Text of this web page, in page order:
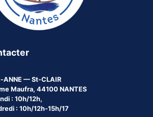
ANNE — St-CLAIR
Maufra, 44100 NANTES
: 10h/12h,
: 10h/12h-15h/17